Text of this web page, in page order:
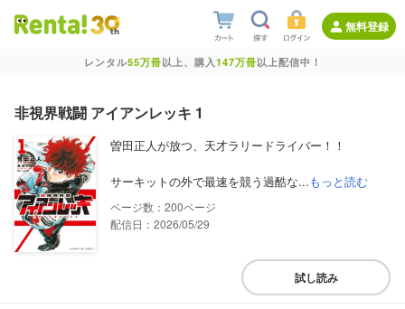
無料登録
レンタル55万冊以上、購入147万冊以上配信中！
非視界戦闘 アイアンレッキ 1
曽田正人が放つ、天才ラリードライバー！！
サーキットの外で最速を競う過酷な...もっと読む
200
配信日：2026/05/29
試し読み